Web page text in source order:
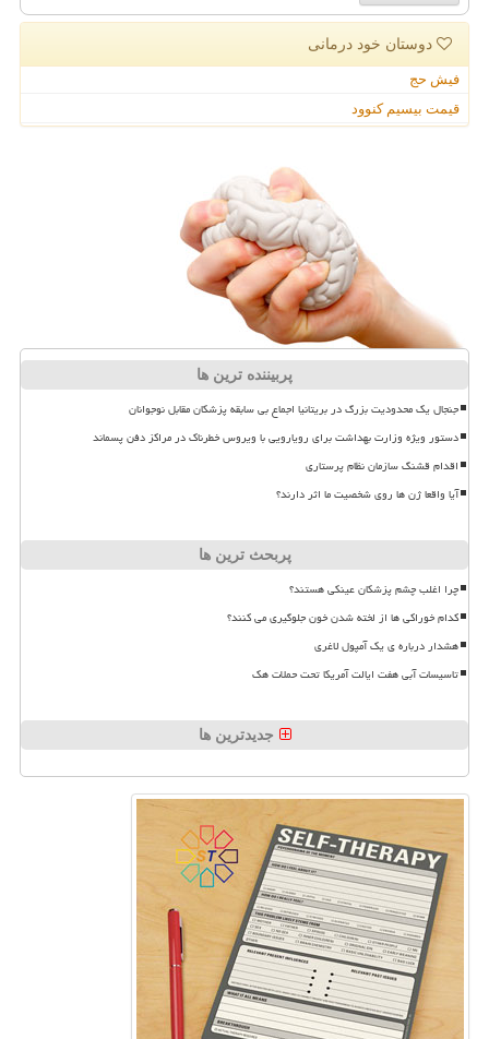
دوستان خود درمانی
فیش حج
قیمت بیسیم کنوود
پربیننده ترین ها
جنجال یک محدودیت بزرگ در بریتانیا اجماع بی سابقه پزشکان مقابل نوجوانان
دستور ویژه وزارت بهداشت برای رویارویی با ویروس خطرناک در مراکز دفن پسماند
اقدام قشنگ سازمان نظام پرستاری
آیا واقعا ژن ها روی شخصیت ما اثر دارند؟
پربحث ترین ها
چرا اغلب چشم پزشکان عینکی هستند؟
کدام خوراکی ها از لخته شدن خون جلوگیری می کنند؟
هشدار درباره ی یک آمپول لاغری
تاسیسات آبی هفت ایالت آمریکا تحت حملات هک
جدیدترین ها